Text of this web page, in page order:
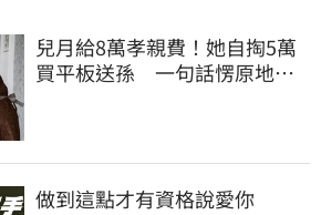
兒月給8萬孝親費！她自掏5萬
買平板送孫 一句話愣原地
做到這點才有資格說愛你